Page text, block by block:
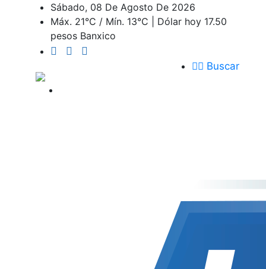
Sábado, 08 De Agosto De 2026
Máx. 21°C / Mín. 13°C | Dólar hoy 17.50
pesos Banxico
Buscar